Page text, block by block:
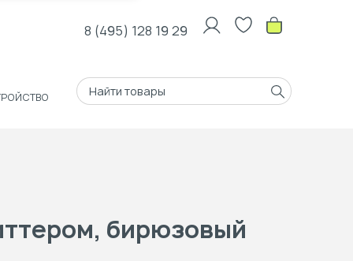
8 (495) 128 19 29
бирюзовый